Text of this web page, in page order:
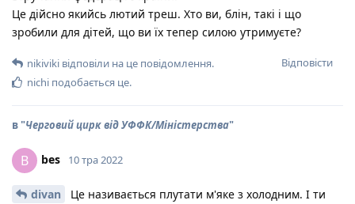
Це дійсно якийсь лютий треш. Хто ви, блін, такі і що
зробили для дітей, що ви їх тепер силою утримуєте?
Відповісти
nikiviki відповіли на це повідомлення.
nichi подобається це.
в "Черговий цирк від УФФК/Міністерства"
B bes 10 тра 2022
divan Це називається плутати м'яке з холодним. І ти